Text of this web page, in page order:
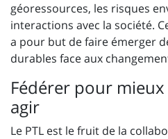
géoressources, les risques
interactions avec la société.
a pour but de faire émerger
durables face aux
Fédérer pour
agir
Le PTL est le fruit de la